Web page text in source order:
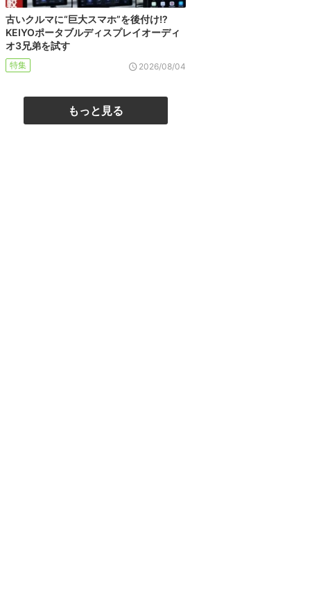
古いクルマに“巨大スマホ”を後付け!?
KEIYOポータブルディスプレイオーディ
オ3兄弟を試す
特集 2026/08/04
もっと見る